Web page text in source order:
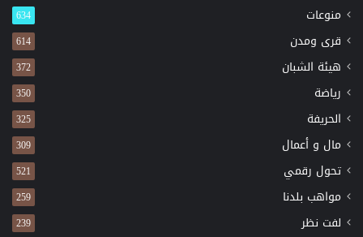
منوعات 634
قرى ومدن 614
هيئة الشبان 372
رياضة 350
الحريفة 325
مال و أعمال 309
تحول رقمي 521
مواهب بلدنا 259
لفت نظر 239